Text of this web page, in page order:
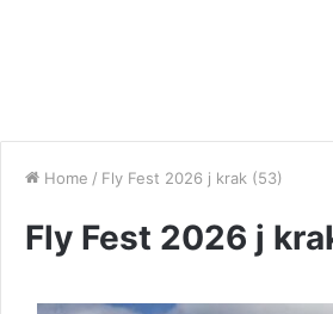
Home / Fly Fest 2026 j krak (53)
Fly Fest 2026 j